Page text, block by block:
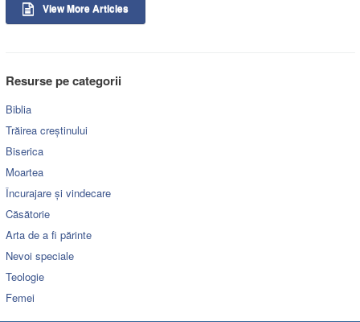
View More Articles
Resurse pe categorii
Biblia
Trăirea creștinului
Biserica
Moartea
Încurajare și vindecare
Căsătorie
Arta de a fi părinte
Nevoi speciale
Teologie
Femei